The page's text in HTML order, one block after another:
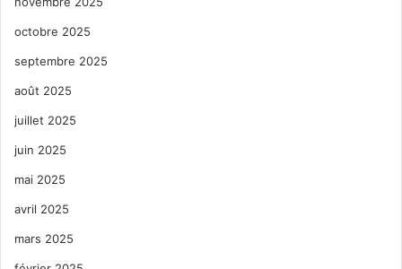
octobre 2025
septembre 2025
août 2025
juillet 2025
juin 2025
mai 2025
avril 2025
mars 2025